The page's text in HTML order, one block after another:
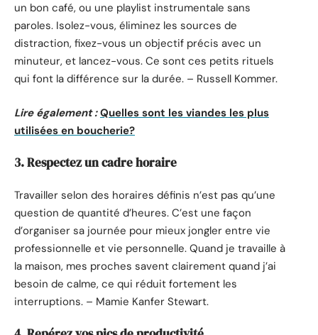
un bon café, ou une playlist instrumentale sans
paroles. Isolez-vous, éliminez les sources de
distraction, fixez-vous un objectif précis avec un
minuteur, et lancez-vous. Ce sont ces petits rituels
qui font la différence sur la durée. – Russell Kommer.
Lire également : Quelles sont les viandes les plus
utilisées en boucherie?
3. Respectez un cadre horaire
Travailler selon des horaires définis n’est pas qu’une
question de quantité d’heures. C’est une façon
d’organiser sa journée pour mieux jongler entre vie
professionnelle et vie personnelle. Quand je travaille à
la maison, mes proches savent clairement quand j’ai
besoin de calme, ce qui réduit fortement les
interruptions. – Mamie Kanfer Stewart.